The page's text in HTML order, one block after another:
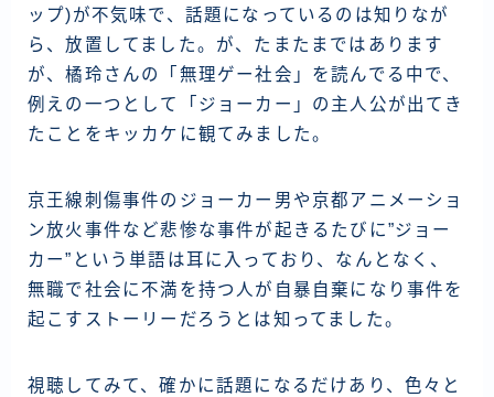
ップ)が不気味で、話題になっているのは知りなが
ら、放置してました。が、たまたまではあります
が、橘玲さんの「無理ゲー社会」を読んでる中で、
例えの一つとして「ジョーカー」の主人公が出てき
たことをキッカケに観てみました。
京王線刺傷事件のジョーカー男や京都アニメーショ
ン放火事件など悲惨な事件が起きるたびに”ジョー
カー”という単語は耳に入っており、なんとなく、
無職で社会に不満を持つ人が自暴自棄になり事件を
起こすストーリーだろうとは知ってました。
視聴してみて、確かに話題になるだけあり、色々と